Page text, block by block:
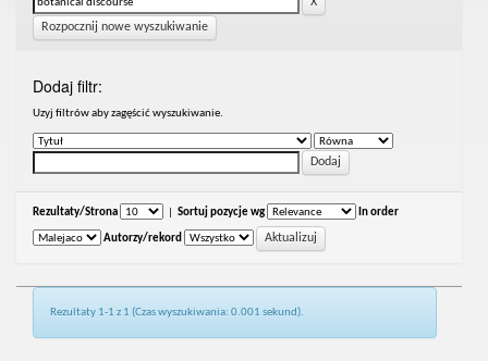
Rozpocznij nowe wyszukiwanie
Dodaj filtr:
Uzyj filtrów aby zagęścić wyszukiwanie.
Rezultaty/Strona Sortuj pozycje wg In order
Autorzy/rekord
Rezultaty 1-1 z 1 (Czas wyszukiwania: 0.001 sekund).